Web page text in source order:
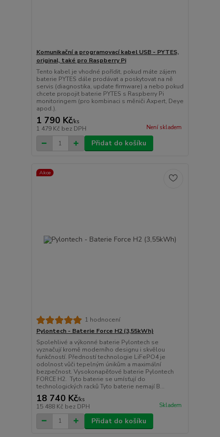
Komunikační a programovací kabel USB - PYTES,
original, také pro Raspberry Pi
Tento kabel je vhodné pořídit, pokud máte zájem
baterie PYTES dále prodávat a poskytovat na ně
servis (diagnostika, update firmware) a nebo pokud
chcete propojit baterie PYTES s Raspberry Pi
monitoringem (pro kombinaci s měniči Axpert, Deye
apod.).
1 790 Kč/ks
1 479 Kč bez DPH Není skladem
Přidat do košíku
Akce
1 hodnocení
Pylontech - Baterie Force H2 (3,55kWh)
Spolehlivé a výkonné baterie Pylontech se
vyznačují kromě moderního designu i skvělou
funkčností. Předností technologie LiFePO4 je
odolnost vůči tepelným únikům a maximální
bezpečnost. Vysokonapěťové baterie Pylontech
FORCE H2. Tyto baterie se umísťují do
technologických racků Tyto baterie nemají B...
18 740 Kč/ks
15 488 Kč bez DPH Skladem
Přidat do košíku